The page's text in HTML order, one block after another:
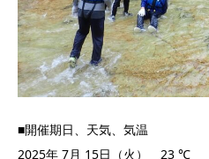
■開催期日、天気、気温
2025年 7月 15日（火） 23 ℃